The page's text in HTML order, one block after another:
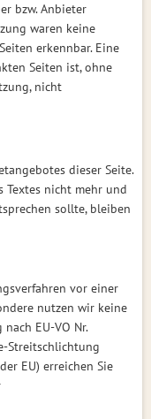
bzw. Anbieter
waren keine
erkennbar. Eine
Seiten ist, ohne
nicht
dieser Seite.
Textes nicht mehr und
sollte, bleiben
vor einer
nutzen wir keine
EU-VO Nr.
Streitschlichtung
EU) erreichen Sie